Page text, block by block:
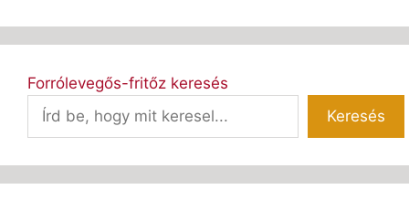
Forrólevegős-fritőz keresés
Keresés